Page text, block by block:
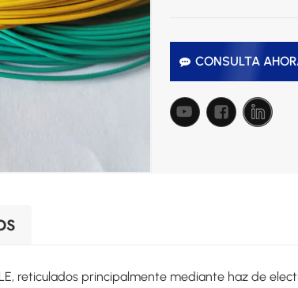
CONSULTA
reticulados principalmente mediante haz de